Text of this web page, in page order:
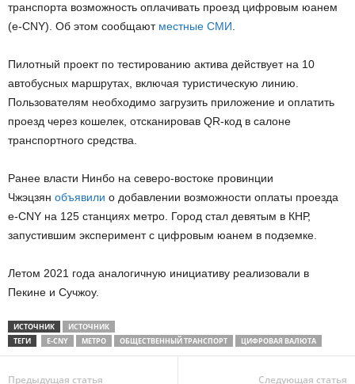
транспорта возможность оплачивать проезд цифровым юанем
(e-CNY). Об этом сообщают местные СМИ.
Пилотный проект по тестированию актива действует на 10
автобусных маршрутах, включая туристическую линию.
Пользователям необходимо загрузить приложение и оплатить
проезд через кошелек, отсканировав QR-код в салоне
транспортного средства.
Ранее власти Нинбо на северо-востоке провинции
Чжэцзян объявили о добавлении возможности оплаты проезда
e-CNY на 125 станциях метро. Город стал девятым в КНР,
запустившим эксперимент с цифровым юанем в подземке.
Летом 2021 года аналогичную инициативу реализовали в
Пекине и Сучжоу.
ИСТОЧНИК
ИСТОЧНИК
ТЕГИ
E-CNY МЕТРО ОБЩЕСТВЕННЫЙ ТРАНСПОРТ ЦИФРОВАЯ ВАЛЮТА
Предыдущая статья Следующая статья